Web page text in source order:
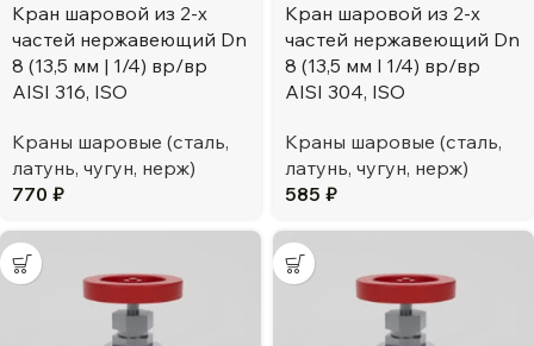
Кран шаровой из 2-х
частей нержавеющий Dn
8 (13,5 мм | 1/4) вр/вр
AISI 316, ISO
Краны шаровые (сталь,
латунь, чугун, нерж)
770 ₽
Кран шаровой из 2-х
частей нержавеющий Dn
8 (13,5 мм l 1/4) вр/вр
AISI 304, ISO
Краны шаровые (сталь,
латунь, чугун, нерж)
585 ₽